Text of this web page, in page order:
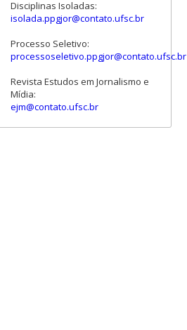
Disciplinas Isoladas:
isolada.ppgjor@contato.ufsc.br
Processo Seletivo:
processoseletivo.ppgjor@contato.ufsc.br
Revista Estudos em Jornalismo e
Mídia:
ejm@contato.ufsc.br